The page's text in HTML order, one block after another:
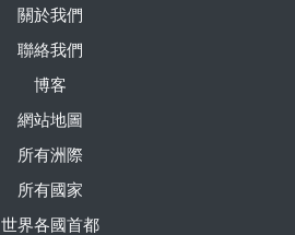
關於我們
聯絡我們
博客
網站地圖
所有洲際
所有國家
世界各國首都